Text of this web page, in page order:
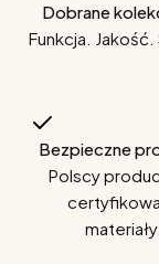
Dobrane
Funkcja. Jakość.
Bezpieczne
Polscy
materiały.